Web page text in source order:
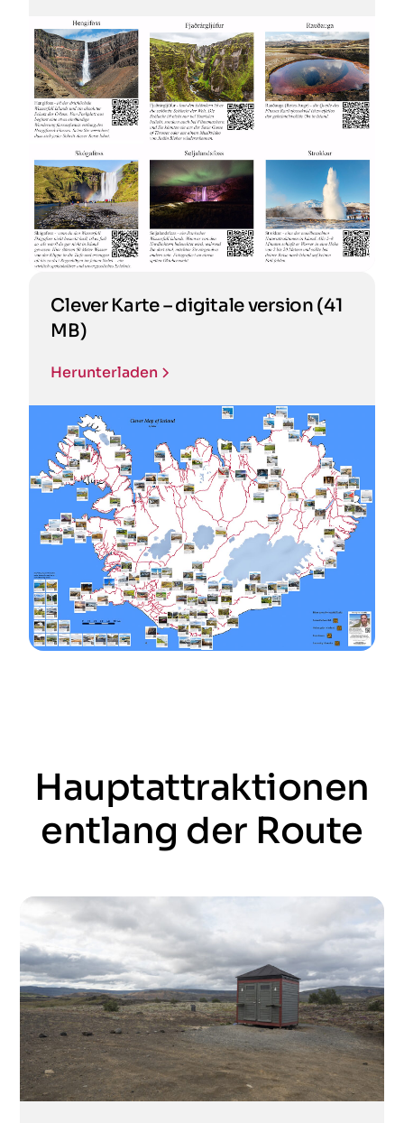
Clever Karte – digitale version (41
MB)
Herunterladen
Hauptattraktionen
entlang der Route